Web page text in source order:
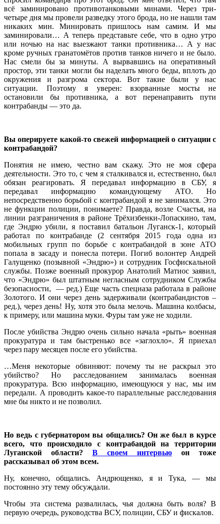
всё заминировано противотанковыми минами. Через три-
четыре дня мы провели разведку этого брода, но не нашли там
никаких мин. Минировать пришлось нам самим. И мы
заминировали… А теперь представьте себе, что в одно утро
или ночью на нас выезжают танки противника… А у нас
кроме ручных гранатомётов против танков ничего и не было.
Нас смели бы за минуты. А вырвавшись на оперативный
простор, эти танки могли бы наделать много беды, вплоть до
окружения и разгрома сектора. Вот такие были у нас
ситуации. Поэтому я уверен: взорванные мосты не
остановили бы противника, а вот перенаправить пути
контрабанды — это да.
Вы оперируете какой-то свежей информацией о ситуации с
контрабандой?
Понятия не имею, честно вам скажу. Это не моя сфера
деятельности. Это то, с чем я сталкивался и, естественно, был
обязан реагировать. Я передавал информацию в СБУ, я
передавал информацию командующему АТО. Но
непосредственно борьбой с контрабандой я не занимался. Это
не функции полиции, понимаете? Правда, возле Счастья, на
линии разграничения в районе Трёхизбенки-Лопаскино, там,
где Эндрю убили, я поставил батальон Луганск-1, который
работал по контрабанде (2 сентября 2015 года одна из
мобильных групп по борьбе с контрабандой в зоне АТО
попала в засаду и понесла потери. Погиб волонтер Андрей
Галущенко (позывной «Эндрю») и сотрудник Госфискальной
службы. Позже военный прокурор Анатолий Матиос заявил,
что «Эндрю» был штатным негласным сотрудником Службы
безопасности, — ред.) Еще часть спецназа работала в районе
Золотого. И они через день задерживали (контрабандистов –
ред.), через день! Ну, хотя это была мелочь. Машина колбасы,
к примеру, или машина муки. Фуры там уже не ходили.
После убийства Эндрю очень сильно начала «рыть» военная
прокуратура и там быстренько все «заглохло». Я приехал
через пару месяцев после его убийства.
…Меня некоторые обвиняют: почему ты не раскрыл это
убийство? Но расследованием занималась военная
прокуратура. Всю информацию, имеющуюся у нас, мы им
передали. А проводить какое-то параллельные расследования
мне бы никто и не позволил.
Но ведь с губернатором вы общались? Он же был в курсе
всего, что происходило с контрабандой на территории
Луганской области? В своем интервью он тоже
рассказывал об этом всем.
Ну, конечно, общались. Андрющенко, я и Тука, — мы
постоянно эту тему обсуждали.
Чтобы эта система развалилась, чья должна быть воля? В
первую очередь, руководства ВСУ, полиции, СБУ и фискалов.